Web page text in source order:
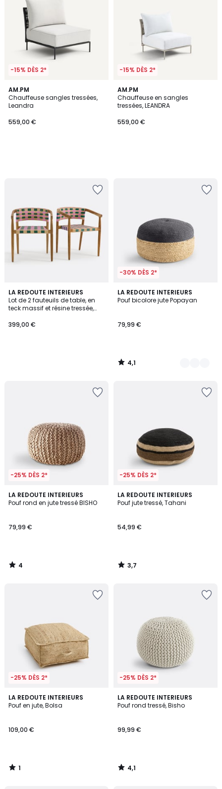
-15% DÈS 2*
AM.PM
Chauffeuse sangles tressées,
Leandra
559,00 €
-15% DÈS 2*
AM.PM
Chauffeuse en sangles
tressées, LEANDRA
559,00 €
LA REDOUTE INTERIEURS
Lot de 2 fauteuils de table, en
teck massif et résine tressée,
399,00 €
-30% DÈS 2*
LA REDOUTE INTERIEURS
Pouf bicolore jute Popayan
79,99 €
4,1
/ 5
3
Couleurs
4,1
/
-25% DÈS 2*
LA REDOUTE INTERIEURS
Pouf rond en jute tressé BISHO
79,99 €
4
/
4
/
-25% DÈS 2*
LA REDOUTE INTERIEURS
Pouf jute tressé, Tahani
54,99 €
3,7
/ 5
3,7
/
-25% DÈS 2*
LA REDOUTE INTERIEURS
Pouf en jute, Bolsa
109,00 €
1
/
1
/
-25% DÈS 2*
LA REDOUTE INTERIEURS
Pouf rond tressé, Bisho
99,99 €
4,1
/ 5
4,1
/